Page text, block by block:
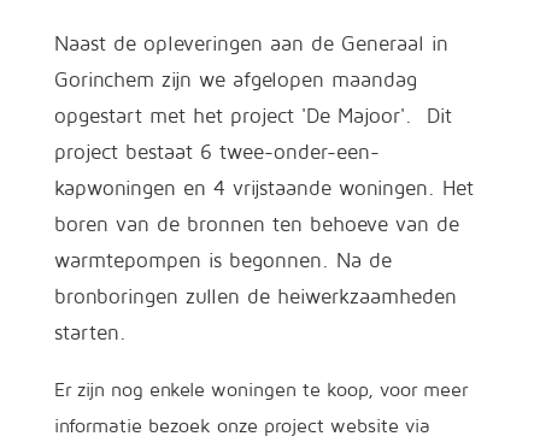
Naast de opleveringen aan de Generaal in
Gorinchem zijn we afgelopen maandag
opgestart met het project 'De Majoor'. Dit
project bestaat 6 twee-onder-een-
kapwoningen en 4 vrijstaande woningen. Het
boren van de bronnen ten behoeve van de
warmtepompen is begonnen. Na de
bronboringen zullen de heiwerkzaamheden
starten.
Er zijn nog enkele woningen te koop, voor meer
informatie bezoek onze project website via